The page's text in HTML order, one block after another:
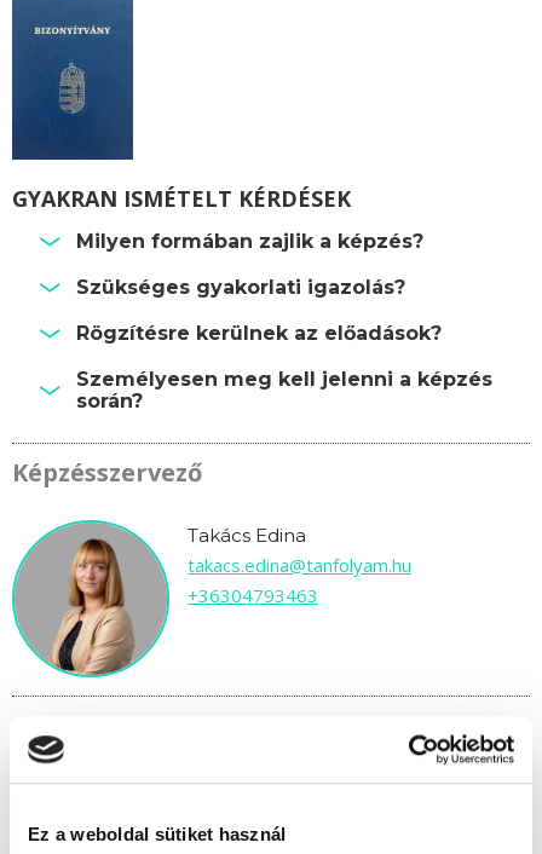
Ez a weboldal sütiket használ
GYAKRAN ISMÉTELT KÉRDÉSEK
Milyen formában zajlik a képzés?
Szükséges gyakorlati igazolás?
Rögzítésre kerülnek az előadások?
Személyesen meg kell jelenni a képzés
során?
Képzésszervező
Takács Edina
takacs.edina@tanfolyam.hu
+36304793463
83 nap az indulásig!